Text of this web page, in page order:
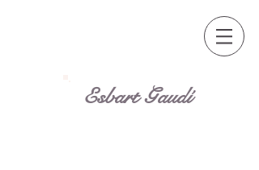
Esbart Gaudí